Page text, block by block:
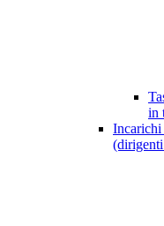
in
Incarichi